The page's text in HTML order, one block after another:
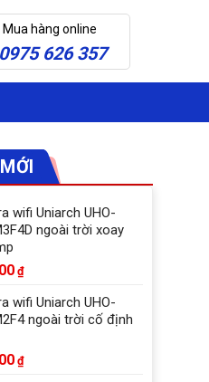
Mua hàng online
0975 626 357
wifi Uniarch UHO-
ngoài trời xoay
₫
wifi Uniarch UHO-
ngoài trời cố định
₫